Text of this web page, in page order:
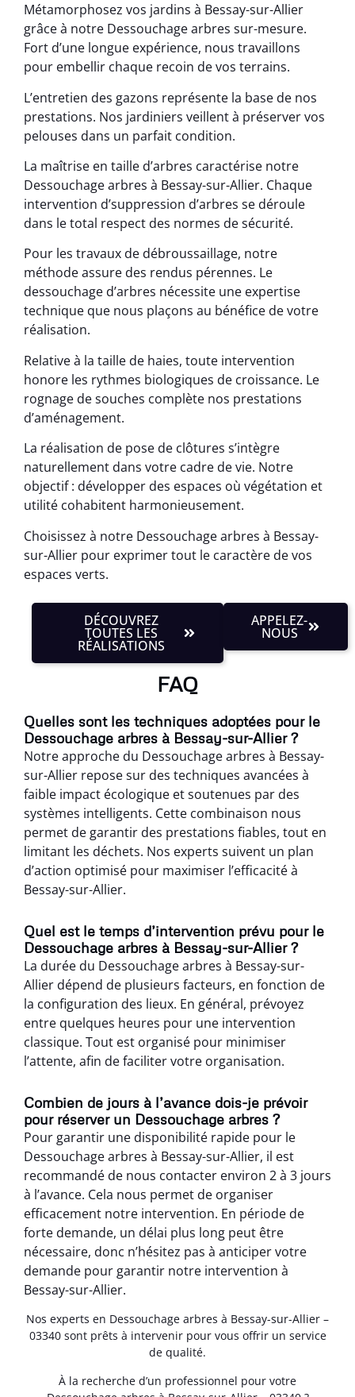
Métamorphosez vos jardins à Bessay-sur-Allier
grâce à notre Dessouchage arbres sur-mesure.
Fort d’une longue expérience, nous travaillons
pour embellir chaque recoin de vos terrains.
L’entretien des gazons représente la base de nos
prestations. Nos jardiniers veillent à préserver vos
pelouses dans un parfait condition.
La maîtrise en taille d’arbres caractérise notre
Dessouchage arbres à Bessay-sur-Allier. Chaque
intervention d’suppression d’arbres se déroule
dans le total respect des normes de sécurité.
Pour les travaux de débroussaillage, notre
méthode assure des rendus pérennes. Le
dessouchage d’arbres nécessite une expertise
technique que nous plaçons au bénéfice de votre
réalisation.
Relative à la taille de haies, toute intervention
honore les rythmes biologiques de croissance. Le
rognage de souches complète nos prestations
d’aménagement.
La réalisation de pose de clôtures s’intègre
naturellement dans votre cadre de vie. Notre
objectif : développer des espaces où végétation et
utilité cohabitent harmonieusement.
Choisissez à notre Dessouchage arbres à Bessay-
sur-Allier pour exprimer tout le caractère de vos
espaces verts.
DÉCOUVREZ
TOUTES LES
RÉALISATIONS
APPELEZ-
NOUS
FAQ
Quelles sont les techniques adoptées pour le
Dessouchage arbres à Bessay-sur-Allier ?
Notre approche du Dessouchage arbres à Bessay-
sur-Allier repose sur des techniques avancées à
faible impact écologique et soutenues par des
systèmes intelligents. Cette combinaison nous
permet de garantir des prestations fiables, tout en
limitant les déchets. Nos experts suivent un plan
d’action optimisé pour maximiser l’efficacité à
Bessay-sur-Allier.
Quel est le temps d’intervention prévu pour le
Dessouchage arbres à Bessay-sur-Allier ?
La durée du Dessouchage arbres à Bessay-sur-
Allier dépend de plusieurs facteurs, en fonction de
la configuration des lieux. En général, prévoyez
entre quelques heures pour une intervention
classique. Tout est organisé pour minimiser
l’attente, afin de faciliter votre organisation.
Combien de jours à l’avance dois-je prévoir
pour réserver un Dessouchage arbres ?
Pour garantir une disponibilité rapide pour le
Dessouchage arbres à Bessay-sur-Allier, il est
recommandé de nous contacter environ 2 à 3 jours
à l’avance. Cela nous permet de organiser
efficacement notre intervention. En période de
forte demande, un délai plus long peut être
nécessaire, donc n’hésitez pas à anticiper votre
demande pour garantir notre intervention à
Bessay-sur-Allier.
Nos experts en Dessouchage arbres à Bessay-sur-Allier –
03340 sont prêts à intervenir pour vous offrir un service
de qualité.
À la recherche d’un professionnel pour votre